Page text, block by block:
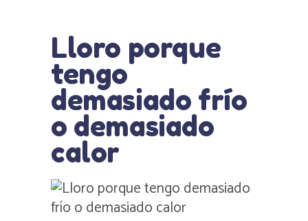
Lloro porque
tengo
demasiado frío
o demasiado
calor